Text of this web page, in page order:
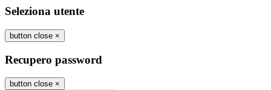
Seleziona utente
button close ×
Recupero password
button close ×